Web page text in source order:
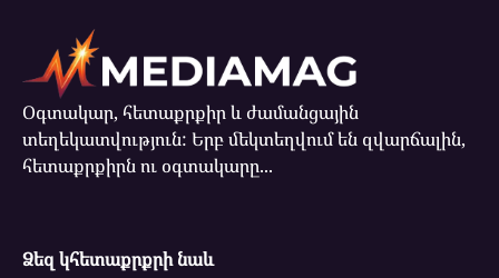
Օգտակար, հետաքրքիր և ժամանցային
տեղեկատվություն: Երբ մեկտեղվում են զվարճալին,
հետաքրքիրն ու օգտակարը...
Ձեզ կհետաքրքրի նաև